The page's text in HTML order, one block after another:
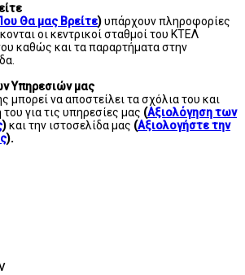
Θα μας Βρείτε)υπάρχουν πληροφορίες
οι κεντρικοί σταθμοί του ΚΤΕΛ
καθώς και τα παραρτήματα στην
Υπηρεσιών μας
μπορεί να αποστείλει τα σχόλια του και
για τις υπηρεσίες μας (Αξιολόγηση των
)και την ιστοσελίδα μας (Αξιολογήστε την
).